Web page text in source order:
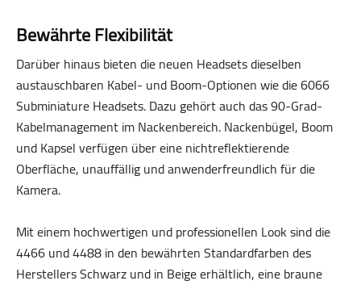
Bewährte Flexibilität
Darüber hinaus bieten die neuen Headsets dieselben
austauschbaren Kabel- und Boom-Optionen wie die 6066
Subminiature Headsets. Dazu gehört auch das 90-Grad-
Kabelmanagement im Nackenbereich. Nackenbügel, Boom
und Kapsel verfügen über eine nichtreflektierende
Oberfläche, unauffällig und anwenderfreundlich für die
Kamera.
Mit einem hochwertigen und professionellen Look sind die
4466 und 4488 in den bewährten Standardfarben des
Herstellers Schwarz und in Beige erhältlich, eine braune